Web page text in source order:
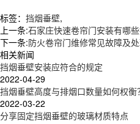
标签： 挡烟垂壁,
上一条:石家庄快速卷帘门安装有哪些
下一条:防火卷帘门维修常见故障及
相关新闻
挡烟垂壁安装应符合的规定
2022-04-29
挡烟垂壁高度与排烟口数量如何权衡
2022-03-22
分享固定挡烟垂壁的玻璃材质特点